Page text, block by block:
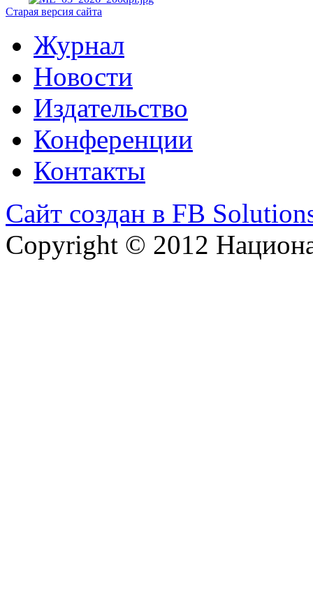
Старая версия сайта
Журнал
Новости
Издательство
Конференции
Контакты
Сайт создан в FB
Copyright © 2012